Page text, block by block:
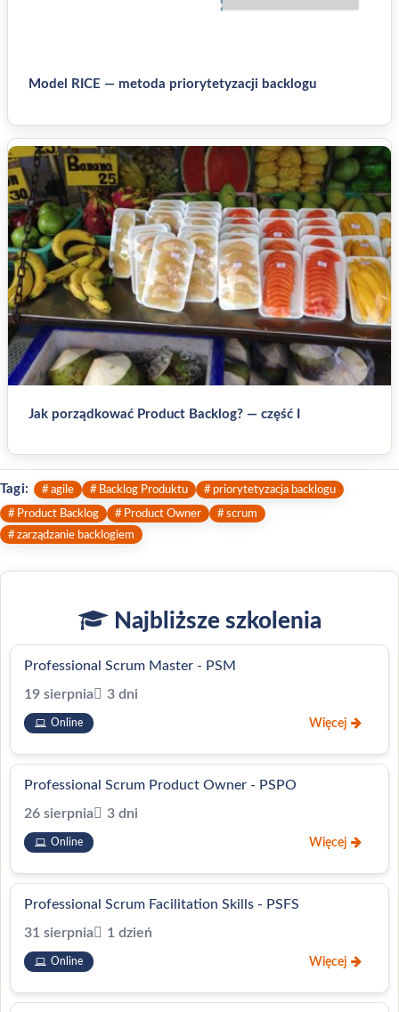
Model RICE — metoda priorytetyzacji backlogu
Jak porządkować Product Backlog? — część I
Tagi: agile Backlog Produktu priorytetyzacja backlogu
Product Backlog Product Owner
scrum
zarządzanie backlogiem
Najbliższe szkolenia
Professional Scrum Master - PSM
19 sierpnia
3 dni
Online Więcej
Professional Scrum Product Owner - PSPO
26 sierpnia
3 dni
Online Więcej
Professional Scrum Facilitation Skills - PSFS
31 sierpnia
1 dzień
Online Więcej